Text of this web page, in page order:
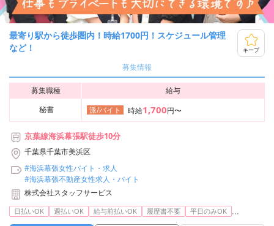
最寄り駅から徒歩圏内！時給1700円！スケジュール管理
など！
キープ
募集情報
募集職種
給与
秘書
派/バイト 時給1,700円〜
京葉線海浜幕張駅徒歩10分
千葉県千葉市美浜区
#海浜幕張女性バイト・求人
#海浜幕張不動産女性求人・バイト
株式会社スタッフサービス
日払いOK 週払いOK 給与前払いOK 履歴書不要 平日のみOK ...